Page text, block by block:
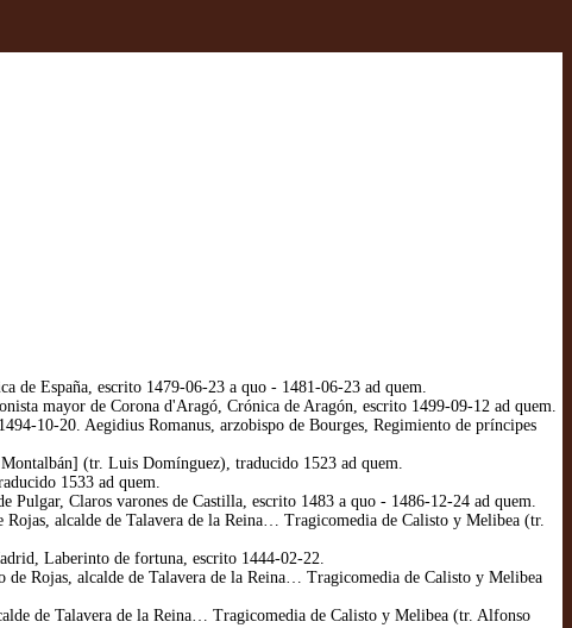
de España, escrito 1479-06-23 a quo - 1481-06-23 ad quem.
mayor de Corona d'Aragó, Crónica de Aragón, escrito 1499-09-12 ad quem.
10-20. Aegidius Romanus, arzobispo de Bourges, Regimiento de príncipes
(tr. Luis Domínguez), traducido 1523 ad quem.
1533 ad quem.
Pulgar, Claros varones de Castilla, escrito 1483 a quo - 1486-12-24 ad quem.
alcalde de Talavera de la Reina… Tragicomedia de Calisto y Melibea (tr.
Laberinto de fortuna, escrito 1444-02-22.
Rojas, alcalde de Talavera de la Reina… Tragicomedia de Calisto y Melibea
de Talavera de la Reina… Tragicomedia de Calisto y Melibea (tr. Alfonso